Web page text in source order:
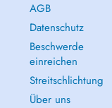
AGB
Datenschutz
Beschwerde
einreichen
Streitschlichtung
Über uns